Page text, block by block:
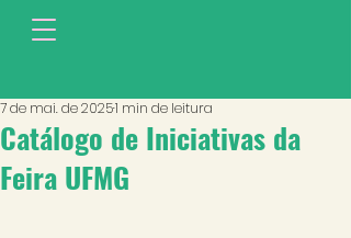
Catálogo de Iniciativas da
Feira UFMG
7 de mai. de 20251 min de leitura